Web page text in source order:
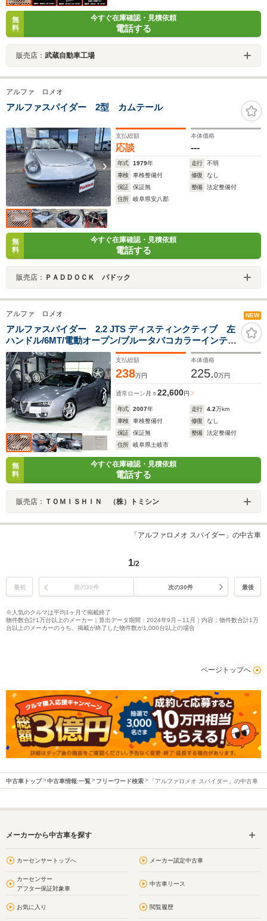
無
料
今すぐ在庫確認・見積依頼
電話する
販売店： 武蔵自動車工場
アルファ ロメオ
アルファスパイダー 2型 カムテール
支払総額
応談
本体価格
---
年式 1979年 走行
不明
車検
車検整備付 修復
なし
保証
保証無 整備
法定整備付
住所
岐阜県安八郡
無
料
今すぐ在庫確認・見積依頼
電話する
販売店： ＰＡＤＤＯＣＫ パドック
アルファ ロメオ NEW
アルファスパイダー 2.2 JTS ディスティンクティブ 左
ハンドル/6MT/電動オープン/ブルータバコカラーインテリ
ア/フラウレザー/パワーシート/ナビ/ETC
支払総額
238万円
本体価格
225.0万円
通常ローン 月々22,600円
年式 2007年 走行 4.2万km
車検
車検整備付 修復
なし
保証
保証無 整備
法定整備付
住所
岐阜県土岐市
無
料
今すぐ在庫確認・見積依頼
電話する
販売店： ＴＯＭＩＳＨＩＮ （株）トミシン
「アルファロメオ スパイダー」の中古車
1/2
最初 前の30件 次の30件 最後
※人気のクルマは平均1ヶ月で掲載終了
物件数合計1万台以上のメーカー｜算出データ期間：2024年9月～11月｜内容：物件数合計1万
台以上のメーカーのうち、掲載が終了した物件数が1,000台以上の場合
ページトップへ
中古車トップ 中古車情報:一覧 フリーワード検索 「アルファロメオ スパイダー」の中古車
メーカーから中古車を探す
カーセンサートップへ メーカー認定中古車
カーセンサー
アフター保証対象車
中古車リース
お気に入り 閲覧履歴